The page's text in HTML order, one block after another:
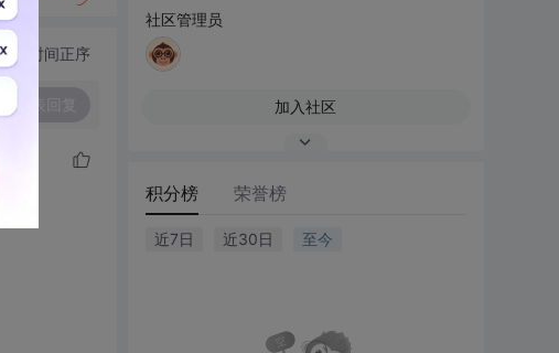
为时间正序
发表回复
社区管理员
加入社区
积分榜 荣誉榜
近7日 近30日 至今